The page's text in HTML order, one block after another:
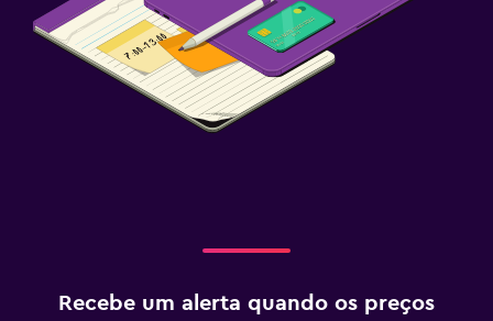
Recebe um alerta quando os preços